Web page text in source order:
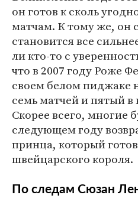
он готов к сколь
матчам. К тому же, он
становится все
ли кто-то с
что в 2007 году Роже
своем белом пиджаке
семь матчей и пятый
Скорее всего, многие
следующем году
принца, который
швейцарского короля.
По следам Сюзан